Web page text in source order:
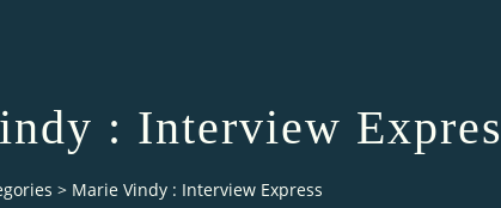
: Interview
> Marie Vindy : Interview Express